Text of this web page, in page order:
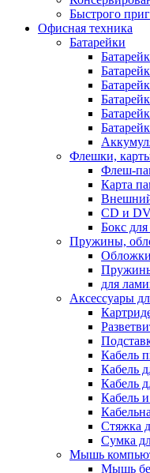
Быстрого
Офисная техника
Батарейки
Флешки,
Флеш-
Карта
CD и
Бокс
Пружины,
Обложки
для
Аксессуары
Кабель
Кабель
Кабель
Кабель
Стяжка
Сумка
Мышь
Мышь